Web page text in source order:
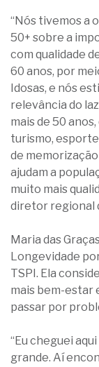
“Nós tivemos a
50+ sobre a
com qualidade
60 anos, por
Idosas, e nós
relevância do
mais de 50
turismo,
de
ajudam a
muito mais
diretor regional
Maria das
Longevidade
TSPI. Ela
mais bem-estar
passar por
“Eu cheguei
grande. Aí